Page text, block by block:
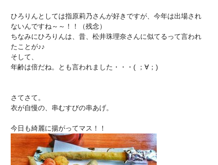
ひろりんとしては指原莉乃さんが好きですが、今年は出場され
ないんですね～～！！（残念）
ちなみにひろりんは、昔、松井珠理奈さんに似てるって言われ
たことが♪♪
そして、
年齢は倍だね。とも言われました・・・( ；∀；)
さてさて。
衣が自慢の、串むすびの串あげ。
今日も綺麗に揚がってマス！！